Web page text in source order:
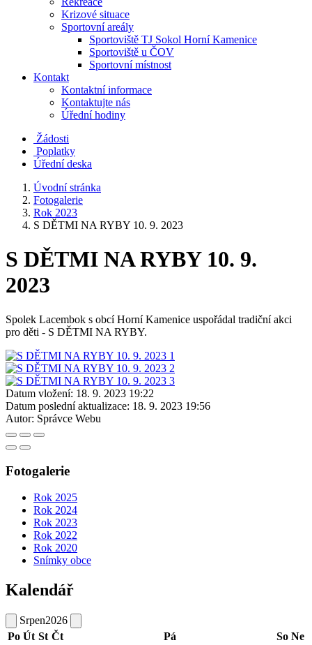
Krizové situace
Sportovní areály
Sportoviště TJ Sokol Horní Kamenice
Sportoviště u ČOV
Sportovní místnost
Kontakt
Kontaktní informace
Kontaktujte nás
Úřední hodiny
Žádosti
Poplatky
Úřední deska
Úvodní stránka
Fotogalerie
Rok 2023
S DĚTMI NA RYBY 10. 9. 2023
S DĚTMI NA RYBY 10. 9.
2023
Spolek Lacembok s obcí Horní Kamenice uspořádal tradiční akci
pro děti - S DĚTMI NA RYBY.
Datum vložení: 18. 9. 2023 19:22
Datum poslední aktualizace: 18. 9. 2023 19:56
Autor: Správce Webu
Fotogalerie
Rok 2025
Rok 2024
Rok 2023
Rok 2022
Rok 2020
Snímky obce
Kalendář
Srpen2026
Po Út St Čt Pá So Ne